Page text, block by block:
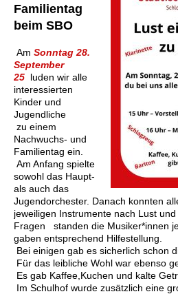
Familientag
beim SBO
Am Sonntag 28.
September
25 luden wir alle
interessierten
Kinder und
Jugendliche
zu einem
Nachwuchs- und
Familientag ein.
Am Anfang spielte
sowohl das Haupt-
als auch das
Jugendorchester. Danach konnten
jeweiligen Instrumente nach Lust
Fragen standen die Musiker*innen
gaben entsprechend Hilfestellung.
Bei einigen gab es sicherlich schon
Für das leibliche Wohl war ebenso
Es gab Kaffee,Kuchen und kalte
Im Schulhof wurde zusätzlich eine